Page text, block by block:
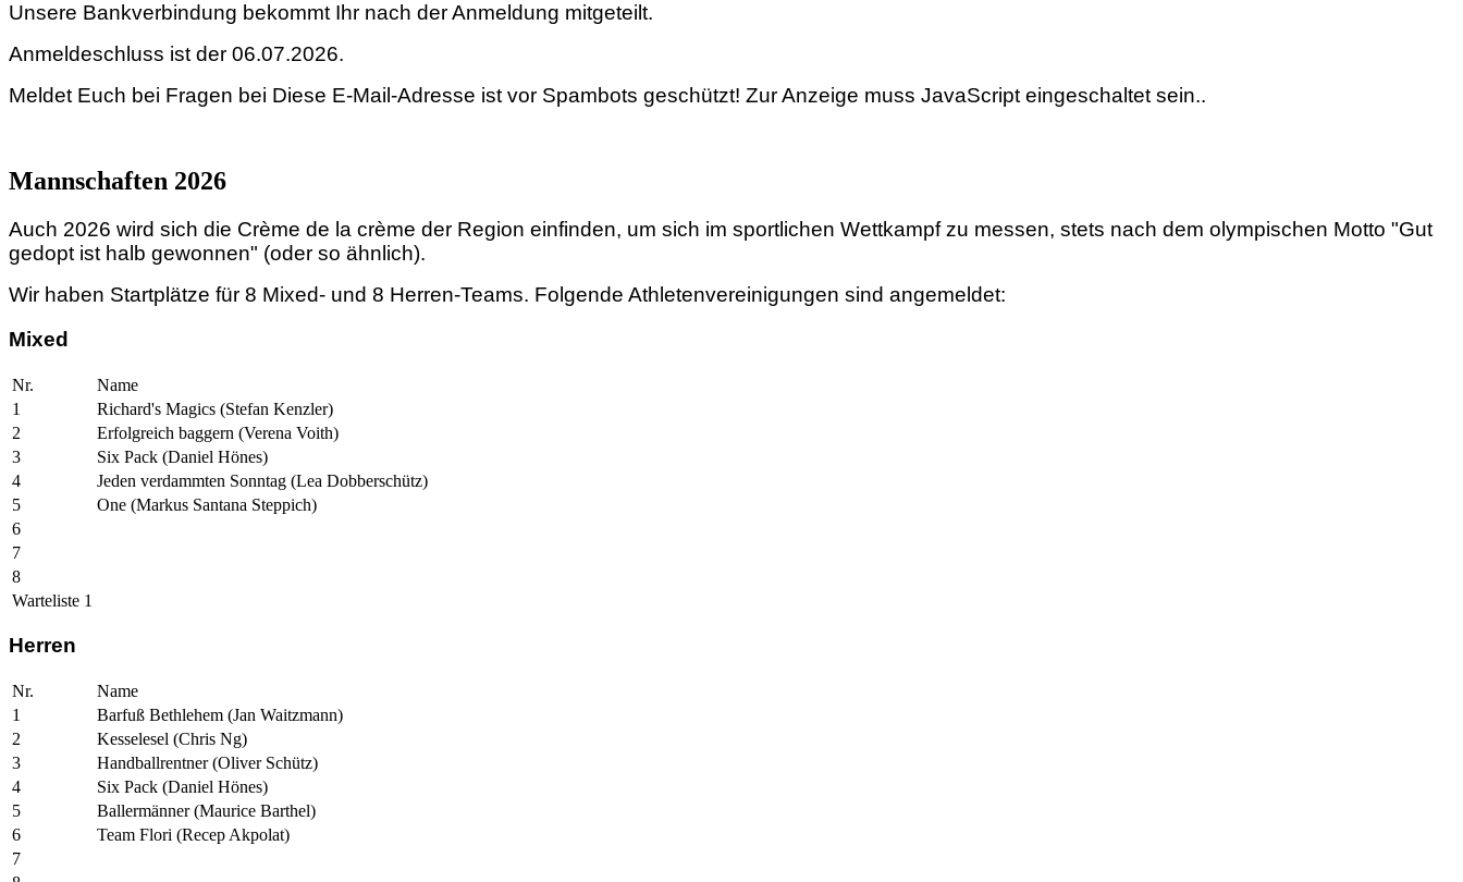
Unsere Bankverbindung bekommt Ihr nach der Anmeldung mitgeteilt.
Anmeldeschluss ist der 06.07.2026.
Meldet Euch bei Fragen bei Diese E-Mail-Adresse ist vor Spambots geschützt! Zur Anzeige muss JavaScript eingeschaltet sein..
Mannschaften 2026
Auch 2026 wird sich die Crème de la crème der Region einfinden, um sich im sportlichen Wettkampf zu messen, stets nach dem olympischen Motto "Gut
gedopt ist halb gewonnen" (oder so ähnlich).
Wir haben Startplätze für 8 Mixed- und 8 Herren-Teams. Folgende Athletenvereinigungen sind angemeldet:
Mixed
Nr.
Name
1
Richard's Magics (Stefan Kenzler)
2
Erfolgreich baggern (Verena Voith)
3
Six Pack (Daniel Hönes)
4
Jeden verdammten Sonntag (Lea Dobberschütz)
5
One (Markus Santana Steppich)
6
7
8
Warteliste 1
Herren
Nr.
Name
1
Barfuß Bethlehem (Jan Waitzmann)
2
Kesselesel (Chris Ng)
3
Handballrentner (Oliver Schütz)
4
Six Pack (Daniel Hönes)
5
Ballermänner (Maurice Barthel)
6
Team Flori (Recep Akpolat)
7